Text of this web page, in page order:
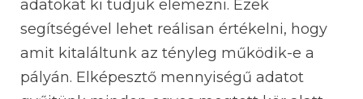
adatokat ki tudjuk elemezni. Ezek
segítségével lehet reálisan értékelni, hogy
amit kitaláltunk az tényleg működik-e a
pályán. Elképesztő mennyiségű adatot